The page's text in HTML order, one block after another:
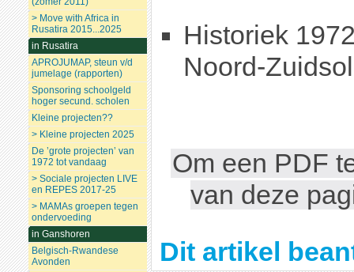
Historiek
Noord-
Om een PDF
van deze
Dit artikel
> Move with Africa in
Rusatira 2015...2025
in Rusatira
APROJUMAP, steun v/d
jumelage (rapporten)
Sponsoring schoolgeld
hoger secund. scholen
Kleine projecten??
> Kleine projecten 2025
De ’grote projecten’ van
1972 tot vandaag
> Sociale projecten LIVE
en REPES 2017-25
> MAMAs groepen tegen
ondervoeding
in Ganshoren
Belgisch-Rwandese
Avonden